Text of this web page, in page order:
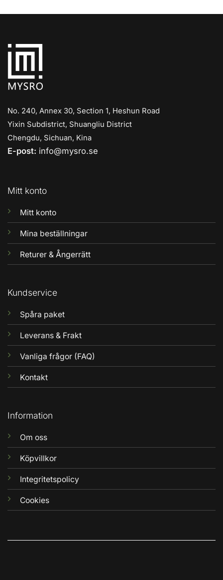
No. 240, Annex 30, Section 1, Heshun Road
Yixin Subdistrict, Shuangliu District
Chengdu, Sichuan, Kina
E-post: info@mysro.se
Mitt konto
Mitt konto
Mina beställningar
Returer & Ångerrätt
Kundservice
Spåra paket
Leverans & Frakt
Vanliga frågor (FAQ)
Kontakt
Information
Om oss
Köpvillkor
Integritetspolicy
Cookies